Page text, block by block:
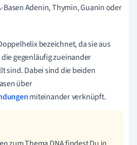
Basen Adenin, Thymin, Guanin oder
bezeichnet, da sie aus
gegenläufig zueinander
sind. Dabei sind die beiden
über
miteinander verknüpft.